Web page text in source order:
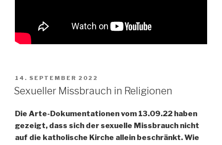
VERÖFFENTLICHT
AM
14. SEPTEMBER 2022
Sexueller Missbrauch in Religionen
Die Arte-Dokumentationen vom 13.09.22 haben
gezeigt, dass sich der sexuelle Missbrauch nicht
auf die katholische Kirche allein beschränkt. Wie